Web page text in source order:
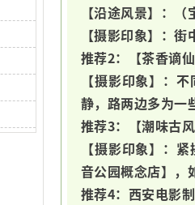
【沿途风景】：
【摄影印象】：
推荐2：【茶香谪
【摄影印象】：
静，路两边多为一
推荐3：【潮味古
【摄影印象】：
音公园概念店】，
推荐4：西安电影